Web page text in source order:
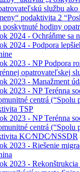
službu ako
podaktivita 2
poskytnuté hodiny
2024 - Ochráňme sa
2024 - Podpora
2023 - NP Podpora
opatrovateľskej
2023 - Manažment
2023 - NP Terénna
centrá (“Spolu
TSP
2023 - NP Terénna
centrá (“Spolu
KC⁄NDC⁄NSSDR
2023 - Riešenie
2023 - Rekonštrukcia